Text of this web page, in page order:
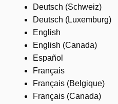
Deutsch (Schweiz)
Deutsch (Luxemburg)
English
English (Canada)
Español
Français
Français (Belgique)
Français (Canada)